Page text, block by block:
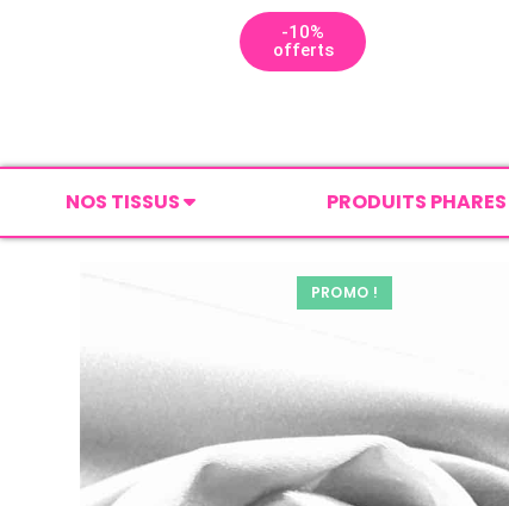
-10%
offerts
NOS TISSUS PRODUITS PHARES
PROMO !